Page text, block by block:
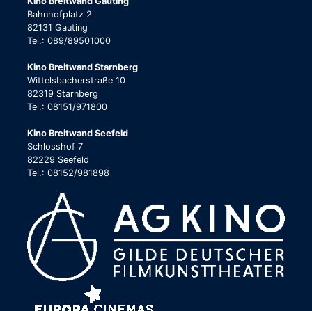
Bahnhofplatz 2
82131 Gauting
Tel.: 089/89501000
Kino Breitwand Starnberg
Wittelsbacherstraße 10
82319 Starnberg
Tel.: 08151/971800
Kino Breitwand Seefeld
Schlosshof 7
82229 Seefeld
Tel.: 08152/981898